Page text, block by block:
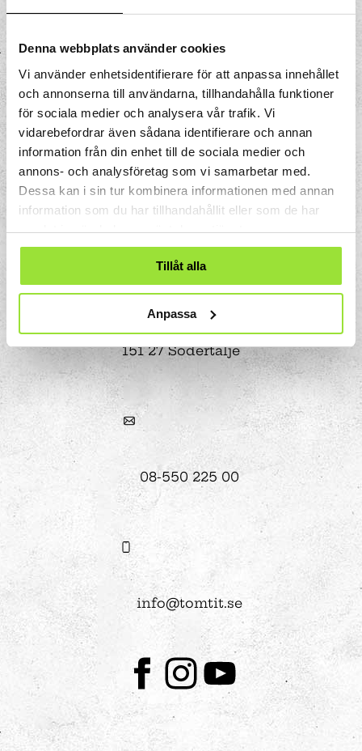
Denna webbplats använder cookies
Vi använder enhetsidentifierare för att anpassa innehållet
och annonserna till användarna, tillhandahålla funktioner
för sociala medier och analysera vår trafik. Vi
vidarebefordrar även sådana identifierare och annan
information från din enhet till de sociala medier och
annons- och analysföretag som vi samarbetar med.
Dessa kan i sin tur kombinera informationen med annan
information som du har tillhandahållit eller som de har
samlat in när du har använt deras tjänster.
Tillåt alla
Anpassa
Storgatan 33
Box 633
151 27 Södertälje
08-550 225 00
info@tomtit.se